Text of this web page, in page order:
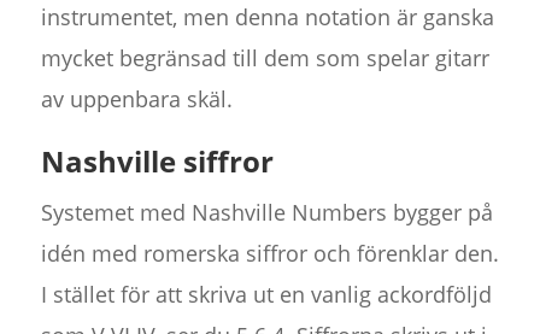
instrumentet, men denna notation är ganska
mycket begränsad till dem som spelar gitarr
av uppenbara skäl.
Nashville siffror
Systemet med Nashville Numbers bygger på
idén med romerska siffror och förenklar den.
I stället för att skriva ut en vanlig ackordföljd